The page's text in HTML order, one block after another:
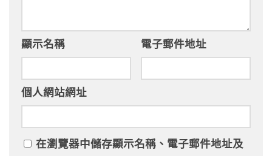
顯示名稱 電子郵件地址
個人網站網址
在瀏覽器中儲存顯示名稱、電子郵件地址及